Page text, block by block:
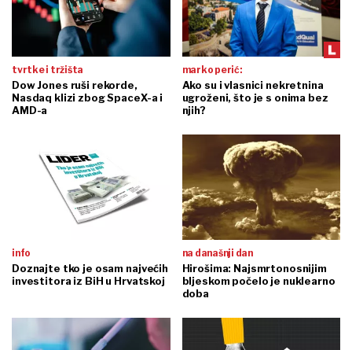
tvrtke i tržišta
Dow Jones ruši rekorde,
Nasdaq klizi zbog SpaceX-a i
AMD-a
marko perić:
Ako su i vlasnici nekretnina
ugroženi, što je s onima bez
njih?
info
Doznajte tko je osam najvećih
investitora iz BiH u Hrvatskoj
na današnji dan
Hirošima: Najsmrtonosnijim
bljeskom počelo je nuklearno
doba